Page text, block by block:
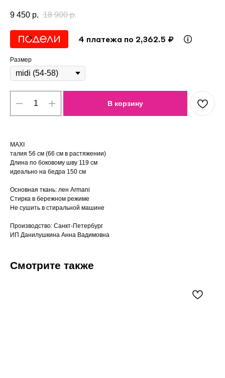
9 450 р. 18 900 р.
4 платежа по 2,362.5 ₽
Размер
В корзину
MAXI
талия 56 см (66 см в растяжении)
Длина по боковому шву 119 см
идеально на бедра 150 см
Основная ткань: лен Armani
Cтирка в бережном режиме
Не сушить в стиральной машине
Производство: Санкт-Петербург
ИП Данилушкина Анна Вадимовна
Смотрите также